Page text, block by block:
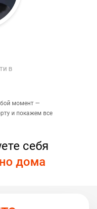
в
момент —
и покажем все
себя
дома